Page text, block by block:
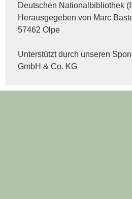
Deutschen Nationalbibliothek
Herausgegeben von Marc
57462 Olpe
Unterstützt durch unseren
GmbH & Co. KG